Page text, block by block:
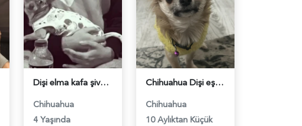
Dişi elma kafa şivava - 118982677
Chihuahua
4 Yaşında
Chihuahua Dişi eş arıyoruz - 118982586
Chihuahua
10 Aylıktan Küçük